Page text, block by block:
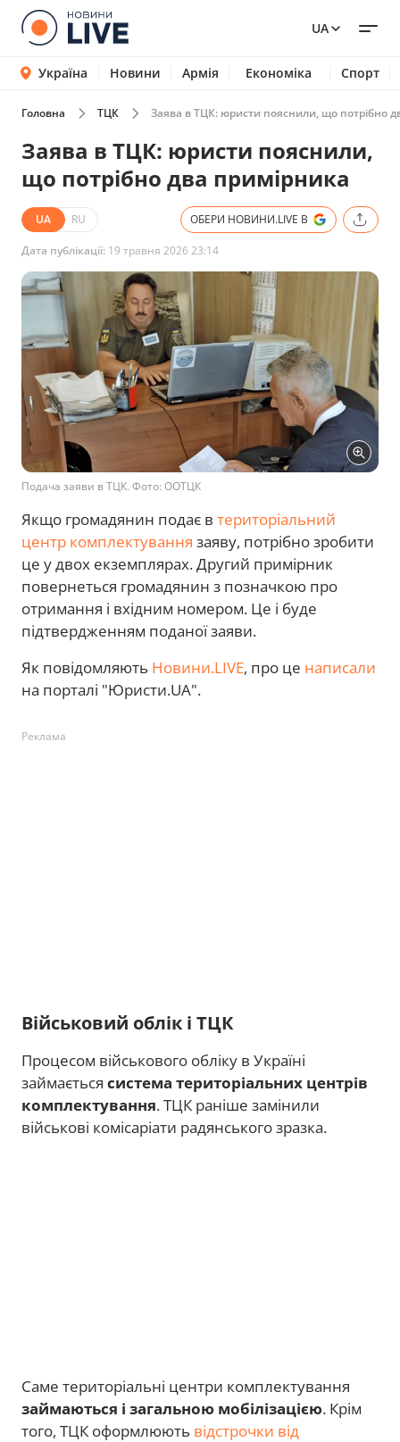
UA
Україна Новини Армія Економіка Спорт
Головна ТЦК Заява в ТЦК: юристи пояснили, що потрібно
Заява в ТЦК: юристи пояснили,
що потрібно два примірника
UA RU ОБЕРИ НОВИНИ.LIVE В
Дата публікації: 19 травня 2026 23:14
Подача заяви в ТЦК. Фото: ООТЦК
Якщо громадянин подає в територіальний
центр комплектування заяву, потрібно зробити
це у двох екземплярах. Другий примірник
повернеться громадянин з позначкою про
отримання і вхідним номером. Це і буде
підтвердженням поданої заяви.
Як повідомляють Новини.LIVE, про це написали
на порталі "Юристи.UA".
Реклама
Військовий облік і ТЦК
Процесом військового обліку в Україні
займається система територіальних центрів
комплектування. ТЦК раніше замінили
військові комісаріати радянського зразка.
Саме територіальні центри комплектування
займаються і загальною мобілізацією. Крім
того, ТЦК оформлюють відстрочки від